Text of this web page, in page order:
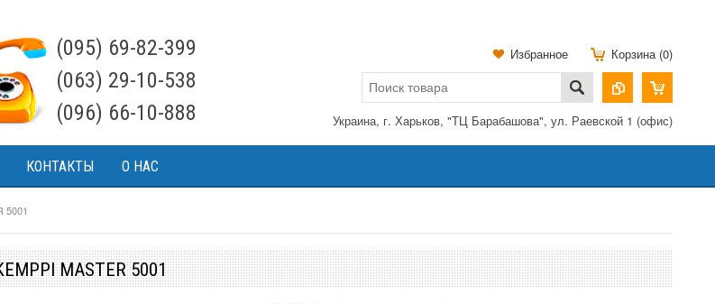
(095) 69-82-399
(063) 29-10-538
(096) 66-10-888
Корзина (0)
Избранное
Украина, г. Харьков, "ТЦ Барабашова", ул. Раевской 1 (офис)
КОНТАКТЫ О НАС
MASTER 5001